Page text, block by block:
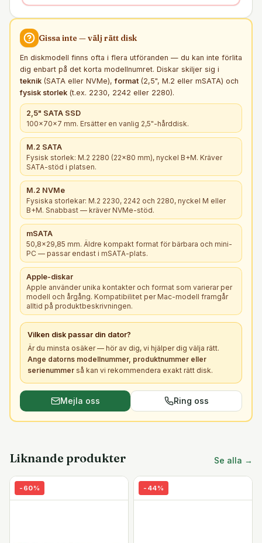
Gissa inte — välj rätt disk
En diskmodell finns ofta i flera utföranden — du kan inte förlita
dig enbart på det korta modellnumret. Diskar skiljer sig i
teknik (SATA eller NVMe),format (2,5", M.2 eller mSATA) och
fysisk storlek (t.ex. 2230, 2242 eller 2280).
2,5" SATA SSD
100×70×7 mm. Ersätter en vanlig 2,5"-hårddisk.
M.2 SATA
Fysisk storlek: M.2 2280 (22×80 mm), nyckel B+M. Kräver
SATA-stöd i platsen.
M.2 NVMe
Fysiska storlekar: M.2 2230, 2242 och 2280, nyckel M eller
B+M. Snabbast — kräver NVMe-stöd.
mSATA
50,8×29,85 mm. Äldre kompakt format för bärbara och mini-
PC — passar endast i mSATA-plats.
Apple-diskar
Apple använder unika kontakter och format som varierar per
modell och årgång. Kompatibilitet per Mac-modell framgår
alltid på produktbeskrivningen.
Vilken disk passar din dator?
Är du minsta osäker — hör av dig, vi hjälper dig välja rätt.
Ange datorns modellnummer, produktnummer eller
serienummer så kan vi rekommendera exakt rätt disk.
Mejla oss Ring oss
Liknande produkter Se alla →
- 60% - 44%